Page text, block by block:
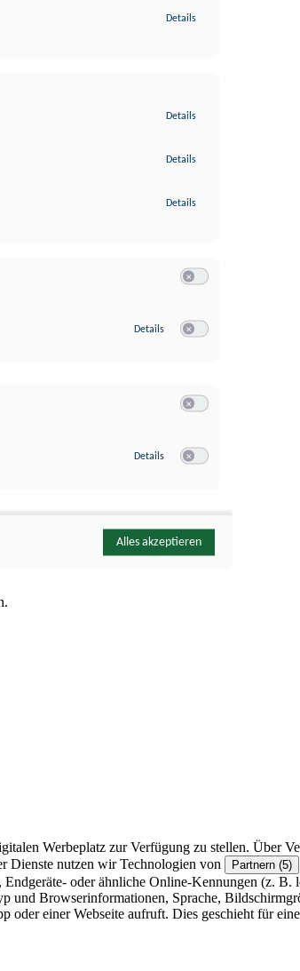
Werbeplatz zur Verfügung zu stellen. Über
Dienste nutzen wir Technologien von Partnern (5)
oder ähnliche Online-Kennungen (z. B.
und Browserinformationen, Sprache,
oder einer Webseite aufruft. Dies geschieht für
Details
Details
Details
Details
Details zu Google Analytics
Details zu YouTube
Alles akzeptieren